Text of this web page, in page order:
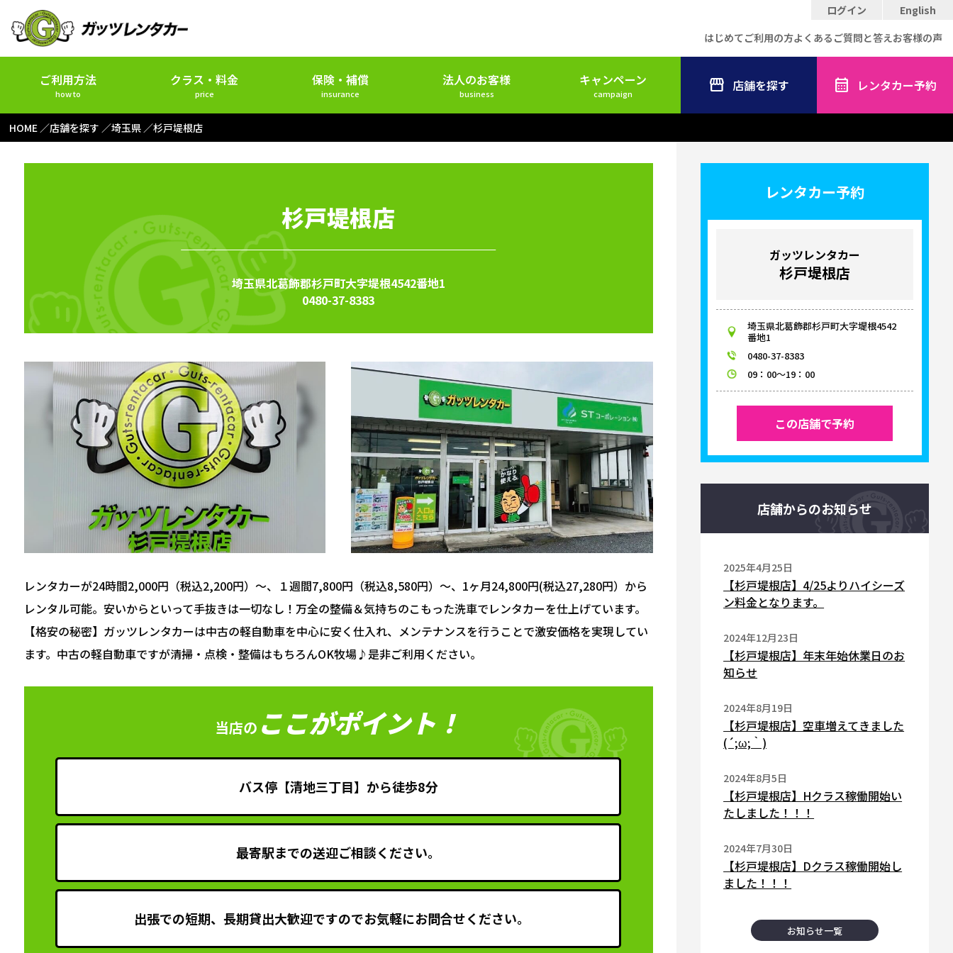
ログイン
English
はじめてご利用の方よくあるご質問と答えお客様の声
ご利用方法
how to
クラス・料金
price
保険・補償
insurance
法人のお客様
business
キャンペーン
campaign 店舗を探す レンタカー予約
HOME 店舗を探す 埼玉県 杉戸堤根店
杉戸堤根店
埼玉県北葛飾郡杉戸町大字堤根4542番地1
0480-37-8383
レンタカーが24時間2,000円（税込2,200円）～、１週間7,800円（税込8,580円）～、1ヶ月24,800円(税込27,280円）から
レンタル可能。安いからといって手抜きは一切なし！万全の整備＆気持ちのこもった洗車でレンタカーを仕上げています。
【格安の秘密】ガッツレンタカーは中古の軽自動車を中心に安く仕入れ、メンテナンスを行うことで激安価格を実現してい
ます。中古の軽自動車ですが清掃・点検・整備はもちろんOK牧場♪是非ご利用ください。
当店の ここがポイント！
バス停【清地三丁目】から徒歩8分
最寄駅までの送迎ご相談ください。
出張での短期、長期貸出大歓迎ですのでお気軽にお問合せください。
レンタカー予約
ガッツレンタカー
杉戸堤根店
埼玉県北葛飾郡杉戸町大字堤根4542
番地1
0480-37-8383
09：00～19：00
この店舗で予約
店舗からのお知らせ
2025年4月25日
【杉戸堤根店】4/25よりハイシーズ
ン料金となります。
2024年12月23日
【杉戸堤根店】年末年始休業日のお
知らせ
2024年8月19日
【杉戸堤根店】空車増えてきました
(´;ω;｀)
2024年8月5日
【杉戸堤根店】Hクラス稼働開始い
たしました！！！
2024年7月30日
【杉戸堤根店】Dクラス稼働開始し
ました！！！
お知らせ一覧